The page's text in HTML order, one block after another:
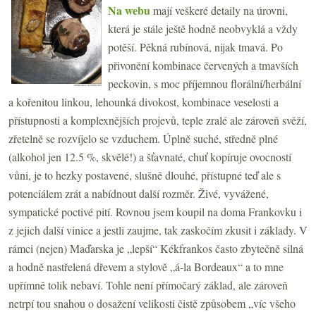
Na webumají veškeré detaily na úrovni,
která je stále ještě hodně neobvyklá a vždy
potěší. Pěkná rubínová, nijak tmavá. Po
přivonění kombinace červených a tmavších
peckovin, s moc příjemnou florální/herbální
a kořenitou linkou, lehounká divokost, kombinace veselosti a
přístupnosti a komplexnějších projevů, teple zralé ale zároveň svěží,
zřetelně se rozvíjelo se vzduchem. Úplně suché, středně plné
(alkohol jen 12.5 %, skvělé!) a šťavnaté, chuť kopíruje ovocností
vůni, je to hezky postavené, slušně dlouhé, přístupné teď ale s
potenciálem zrát a nabídnout další rozměr. Živé, vyvážené,
sympatické poctivé pití. Rovnou jsem koupil na doma Frankovku i
z jejich další vinice a jestli zaujme, tak zaskočím zkusit i základy. V
rámci (nejen) Maďarska je „lepší“ Kékfrankos často zbytečně silná
a hodně nastřelená dřevem a stylově „á-la Bordeaux“ a to mne
upřímně tolik nebaví. Tohle není přímočarý základ, ale zároveň
netrpí tou snahou o dosažení velikosti čistě způsobem „víc všeho